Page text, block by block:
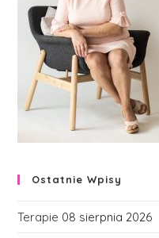
Ostatnie Wpisy
Terapie 08 sierpnia 2026